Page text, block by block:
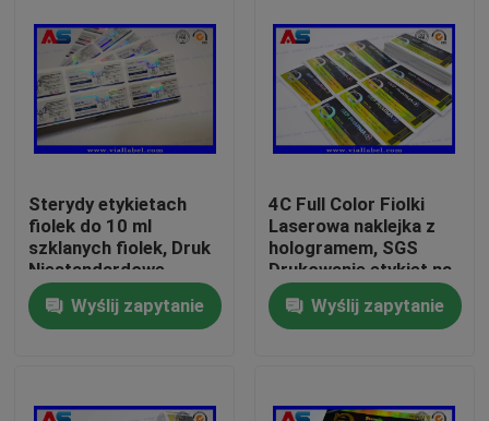
Dom
O nas
Sterydy etykietach
fiolek do 10 ml
szklanych fiolek, Druk
Niestandardowe
Peptideowych
NaklejkaWyślij zapytanie
4C Full Color Fiolki
Laserowa naklejka z
hologramem, SGS
Drukowanie etykiet na
butelki
Wyślij zapytanie